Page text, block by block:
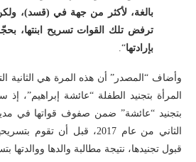
بالغة، لأكثر من جهة في (قسد)،
ترفض تلك القوات تسريح ابنتها،
بإرادتها“.
وأضاف “المصدر” أن هذه المرة هي الثانية
المرأة بتجنيد الطفلة “عائشة إبراهيم”،
بتجنيد “عائشة” ضمن صفوف قواتها في
الثاني من عام 2017، قبل أن
قبول تجنيدها، نتيجة مطالبة والدها ووالدتها